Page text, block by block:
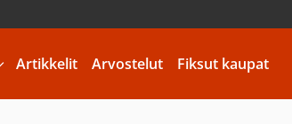
Artikkelit Arvostelut Fiksut kaupat